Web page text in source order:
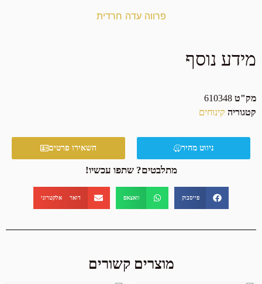
פרווה עדה חרדית
מידע נוסף
מק"ט 610348
קטגוריה קינוחים
ניווט מהיר השאירו פרטים
מתלבטים? שתפו עכשיו!
פייסבוק וואצאפ דואר אלקטרוני
מוצרים קשורים